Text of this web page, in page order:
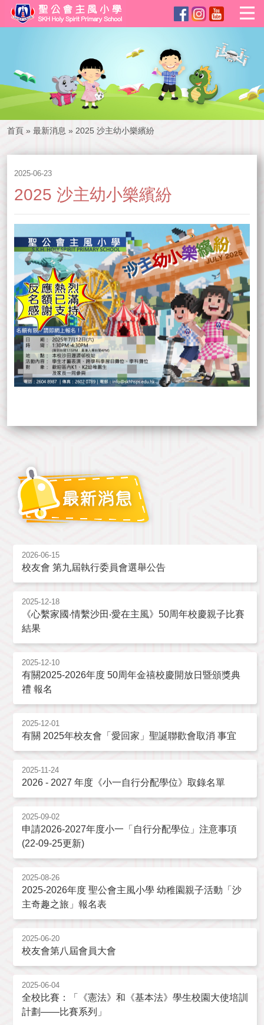
首頁 » 最新消息 » 2025 沙主幼小樂繽紛
2025-06-23
2025 沙主幼小樂繽紛
2026-06-15
校友會 第九屆執行委員會選舉公告
2025-12-18
《心繫家國‧情繫沙田‧愛在主風》50周年校慶親子比賽
結果
2025-12-10
有關2025-2026年度 50周年金禧校慶開放日暨頒獎典
禮 報名
2025-12-01
有關 2025年校友會「愛回家」聖誕聯歡會取消 事宜
2025-11-24
2026 - 2027 年度《小一自行分配學位》取錄名單
2025-09-02
申請2026-2027年度小一「自行分配學位」注意事項
(22-09-25更新)
2025-08-26
2025-2026年度 聖公會主風小學 幼稚園親子活動「沙
主奇趣之旅」報名表
2025-06-20
校友會第八屆會員大會
2025-06-04
全校比賽：「《憲法》和《基本法》學生校園大使培訓
計劃——比賽系列」